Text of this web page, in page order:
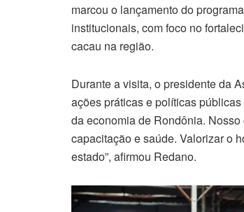
marcou o lançamento do
institucionais, com foco no
cacau na região.
Durante a visita, o presidente da
ações práticas e políticas
da economia de Rondônia.
capacitação e saúde. Valorizar o
estado”, afirmou Redano.